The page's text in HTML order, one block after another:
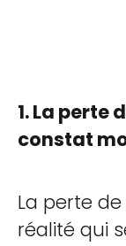
1. La perte
constat
La perte
réalité qui